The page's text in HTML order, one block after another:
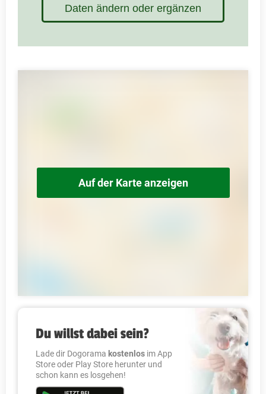
Daten ändern oder ergänzen
Auf der Karte anzeigen
Du willst dabei sein?
Lade dir Dogorama kostenlos im App
Store oder Play Store herunter und
schon kann es losgehen!